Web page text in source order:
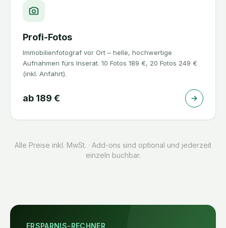
Profi-Fotos
Immobilienfotograf vor Ort – helle, hochwertige
Aufnahmen fürs Inserat. 10 Fotos 189 €, 20 Fotos 249 €
(inkl. Anfahrt).
ab 189 €
Alle Preise inkl. MwSt. · Add-ons sind optional und jederzeit
einzeln buchbar.
ERSPARNIS-RECHNER